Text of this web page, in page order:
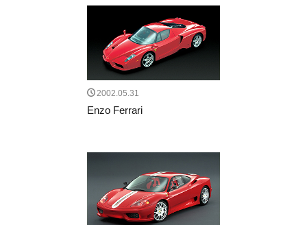
2002.05.31
Enzo Ferrari